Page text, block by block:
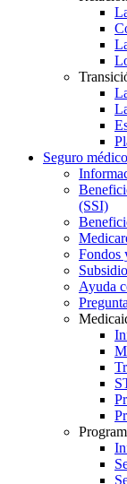
Seguro
(SSI)
Fondos
Ayuda